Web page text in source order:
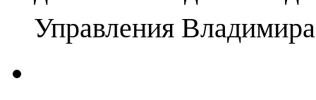
Управления